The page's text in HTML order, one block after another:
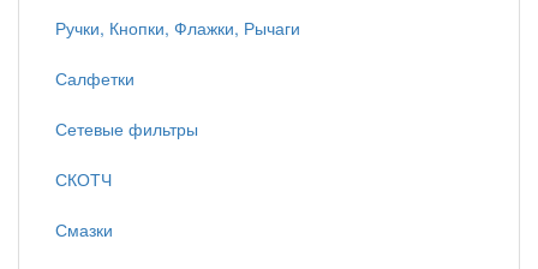
Ручки, Кнопки, Флажки, Рычаги
Салфетки
Сетевые фильтры
СКОТЧ
Смазки